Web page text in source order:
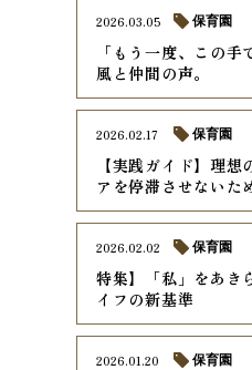
「もう一度、この
風と仲間の声。
2026.03.05 保育園
【実践ガイド】理
アを停滞させないた
2026.02.17 保育園
特集】「私」をあき
イフの新基準
2026.02.02 保育園
2026.01.20 保育園